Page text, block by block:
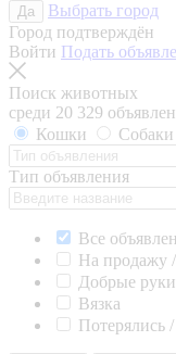
Да
Выбрать город
Город подтверждён
Войти Подать
Поиск животных
среди 20 329
Кошки
Собаки
Тип объявления
Все
На продажу
Добрые
Вязка
Потерялись